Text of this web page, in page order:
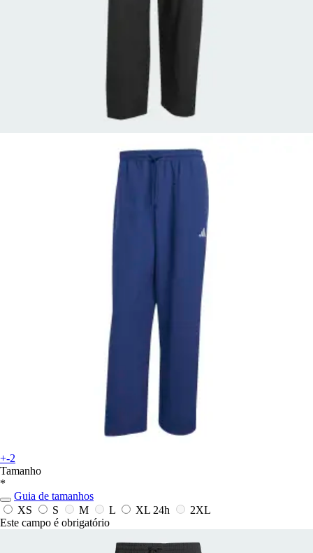
+-2
Tamanho
*
Guia de tamanhos
XS
S M L XL 24h
2XL
Este campo é obrigatório